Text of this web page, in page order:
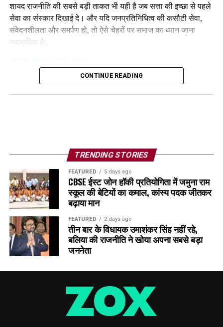
शायद राजनीति की सबसे बड़ी ताकत भी यही है जब सत्ता की इच्छा से पहले
सेवा का संस्कार दिखाई दे। और यदि जनप्रतिनिधित्व की कसौटी सेवा,
संवेदनशीलता और समर्पण हो, तो ऐसे चेहरों पर समाज का ध्यान जाना
स्वाभाविक है।
Facebook
Twitter
WhatsApp
Share
CONTINUE READING
TRENDING STORIES
FEATURED 5 days ago
CBSE ईस्ट जोन हॉकी प्रतियोगिता में जमुना राम
स्कूल की बेटियों का कमाल, कांस्य पदक जीतकर
बढ़ाया मान
FEATURED 2 days ago
तीन बार के विधायक उमाशंकर सिंह नहीं रहे,
बलिया की राजनीति ने खोया अपना सबसे बड़ा
जननेता